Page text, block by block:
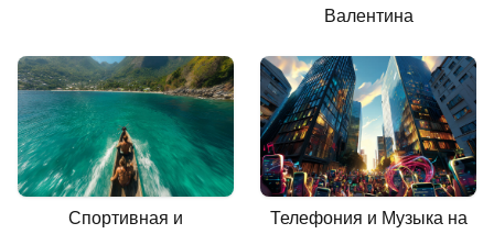
Валентина
Спортивная и
Телефония и Музыка на